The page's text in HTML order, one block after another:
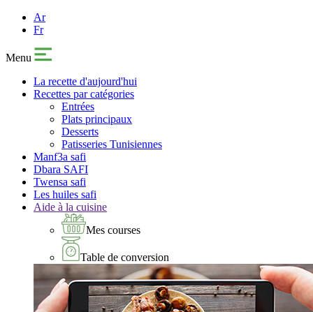
Ar
Fr
Menu
La recette d'aujourd'hui
Recettes par catégories
Entrées
Plats principaux
Desserts
Patisseries Tunisiennes
Manf3a safi
Dbara SAFI
Twensa safi
Les huiles safi
Aide à la cuisine
Mes courses
Table de conversion